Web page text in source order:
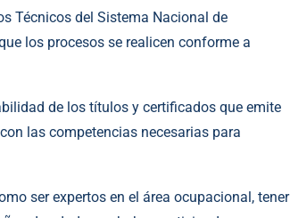
Técnicos del Sistema Nacional de
los procesos se realicen conforme a
de los títulos y certificados que emite
las competencias necesarias para
ser expertos en el área ocupacional, tener